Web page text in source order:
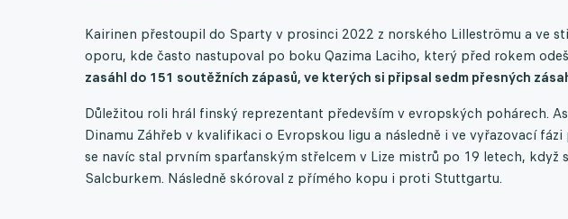
Kairinen přestoupil do Sparty v prosinci 2022 z norského Lilleströmu a ve
oporu, kde často nastupoval po boku Qazima Laciho, který před rokem
zasáhl do 151 soutěžních zápasů, ve kterých si připsal sedm přesných
Důležitou roli hrál finský reprezentant především v evropských pohárech.
Dinamu Záhřeb v kvalifikaci o Evropskou ligu a následně i ve vyřazovací
se navíc stal prvním sparťanským střelcem v Lize mistrů po 19 letech, když
Salcburkem. Následně skóroval z přímého kopu i proti Stuttgartu.